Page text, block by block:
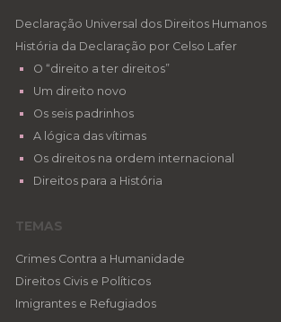
Declaração Universal dos Direitos Humanos
História da Declaração por Celso Lafer
O “direito a ter direitos”
Um direito novo
Os seis padrinhos
A lógica das vítimas
Os direitos na ordem internacional
Direitos para a História
TEMAS
Crimes Contra a Humanidade
Direitos Civis e Políticos
Imigrantes e Refugiados